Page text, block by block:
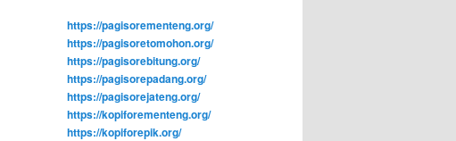
https://pagisorementeng.org/
https://pagisoretomohon.org/
https://pagisorebitung.org/
https://pagisorepadang.org/
https://pagisorejateng.org/
https://kopiforementeng.org/
https://kopiforepik.org/